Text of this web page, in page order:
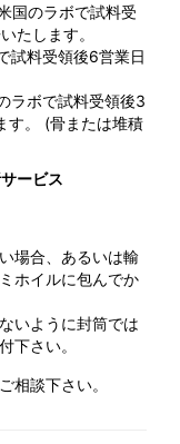
国のラボで試料受
たします。
試料受領後6営業日
ラボで試料受領後3
す。 (骨または堆積
ービス
場合、あるいは輸
ホイルに包んでか
いように封筒では
下さい。
相談下さい。